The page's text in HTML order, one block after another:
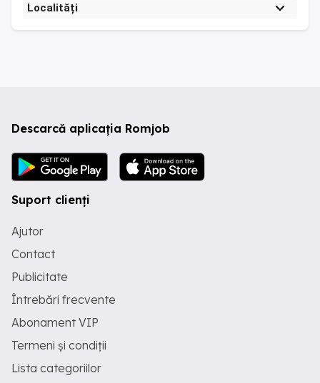
Localități
Descarcă aplicația Romjob
Suport clienți
Ajutor
Contact
Publicitate
Întrebări frecvente
Abonament VIP
Termeni și condiții
Lista categoriilor